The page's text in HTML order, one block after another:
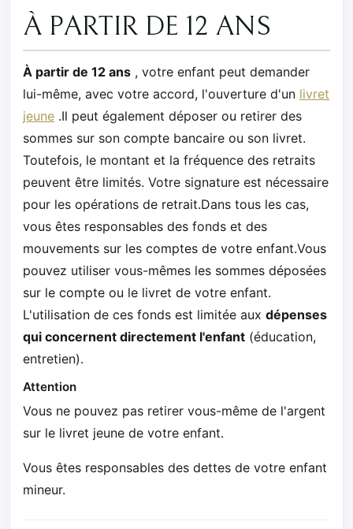
À PARTIR DE 12 ANS
À partir de 12 ans , votre enfant peut demander
lui-même, avec votre accord, l'ouverture d'un livret
jeune .Il peut également déposer ou retirer des
sommes sur son compte bancaire ou son livret.
Toutefois, le montant et la fréquence des retraits
peuvent être limités. Votre signature est nécessaire
pour les opérations de retrait.Dans tous les cas,
vous êtes responsables des fonds et des
mouvements sur les comptes de votre enfant.Vous
pouvez utiliser vous-mêmes les sommes déposées
sur le compte ou le livret de votre enfant.
L'utilisation de ces fonds est limitée aux dépenses
qui concernent directement l'enfant (éducation,
entretien).
Attention
Vous ne pouvez pas retirer vous-même de l'argent
sur le livret jeune de votre enfant.
Vous êtes responsables des dettes de votre enfant
mineur.